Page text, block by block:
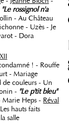
"Le rossignol n'a
- Au Château
- Uzès - Je
- Dora
! - Rouffe
- Mariage
de couleurs - Un
- "Le p'tit bleu"
Marie Heps - Réval
hauts faits
salle